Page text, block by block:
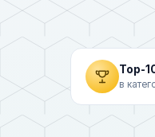
Top-
в